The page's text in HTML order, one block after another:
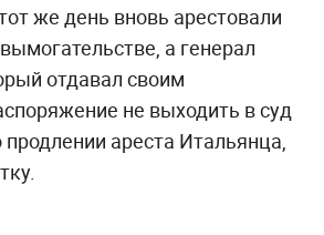
же день вновь арестовали
а генерал
отдавал своим
не выходить в суд
ареста Итальянца,